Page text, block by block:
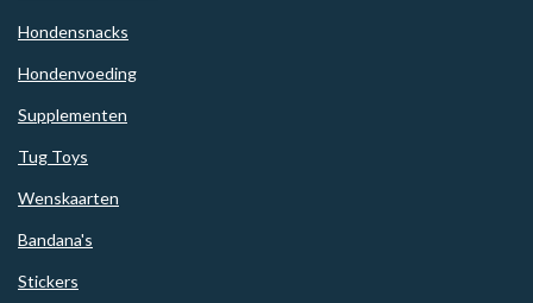
Hondensnacks
Hondenvoeding
Supplementen
Tug Toys
Wenskaarten
Bandana's
Stickers